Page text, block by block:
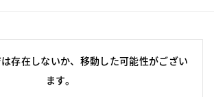
存在しないか、移動した可能性がござい
ます。